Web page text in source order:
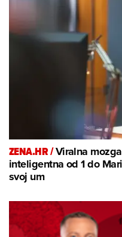
ZENA.HR /Viralna
inteligentna od 1 do
svoj um